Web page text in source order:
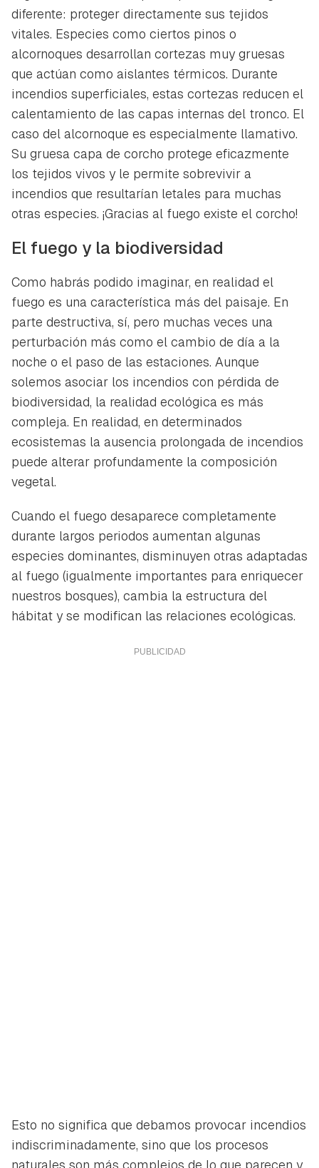
diferente: proteger directamente sus tejidos
vitales. Especies como ciertos pinos o
alcornoques desarrollan cortezas muy gruesas
que actúan como aislantes térmicos. Durante
incendios superficiales, estas cortezas reducen el
calentamiento de las capas internas del tronco. El
caso del alcornoque es especialmente llamativo.
Su gruesa capa de corcho protege eficazmente
los tejidos vivos y le permite sobrevivir a
incendios que resultarían letales para muchas
otras especies. ¡Gracias al fuego existe el corcho!
El fuego y la biodiversidad
Como habrás podido imaginar, en realidad el
fuego es una característica más del paisaje. En
parte destructiva, sí, pero muchas veces una
perturbación más como el cambio de día a la
noche o el paso de las estaciones. Aunque
solemos asociar los incendios con pérdida de
biodiversidad, la realidad ecológica es más
compleja. En realidad, en determinados
ecosistemas la ausencia prolongada de incendios
puede alterar profundamente la composición
vegetal.
Cuando el fuego desaparece completamente
durante largos periodos aumentan algunas
especies dominantes, disminuyen otras adaptadas
al fuego (igualmente importantes para enriquecer
nuestros bosques), cambia la estructura del
hábitat y se modifican las relaciones ecológicas.
Esto no significa que debamos provocar incendios
indiscriminadamente, sino que los procesos
naturales son más complejos de lo que parecen y